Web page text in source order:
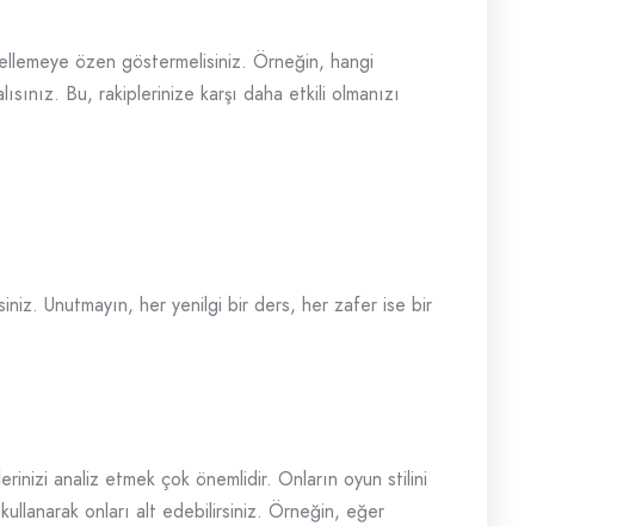
özen göstermelisiniz. Örneğin, hangi
Bu, rakiplerinize karşı daha etkili olmanızı
Unutmayın, her yenilgi bir ders, her zafer ise bir
analiz etmek çok önemlidir. Onların oyun stilini
onları alt edebilirsiniz. Örneğin, eğer